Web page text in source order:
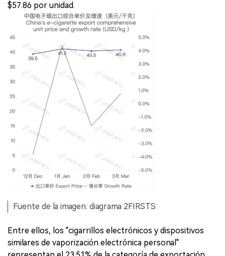
$57.86 por unidad.
Fuente de la imagen: diagrama 2FIRSTS
Entre ellos, los "cigarrillos electrónicos y dispositivos
similares de vaporización electrónica personal"